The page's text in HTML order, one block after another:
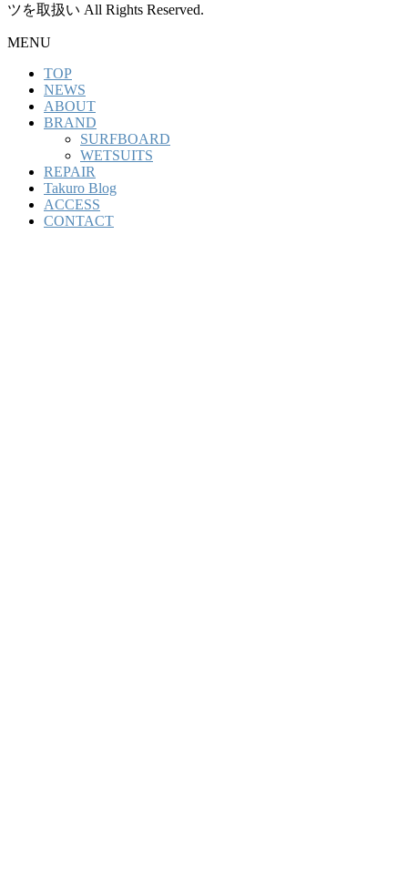
ツを取扱い All Rights Reserved.
MENU
TOP
NEWS
ABOUT
BRAND
SURFBOARD
WETSUITS
REPAIR
Takuro Blog
ACCESS
CONTACT